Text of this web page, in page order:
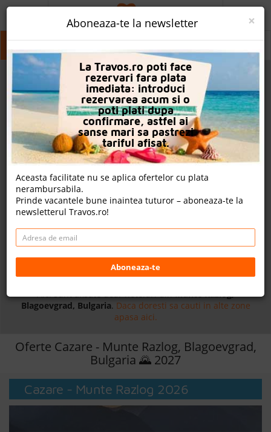
Razlog Razlog
Aici sunt afisate doar hoteluri dinMunte Razlog,
Blagoevgrad, Bulgaria. Daca doresti sa cauti in alte zone
apasa aici.
Oferte Cazare - Munte Razlog, Blagoevgrad,
Bulgaria 🌄 2027
Cazare - Munte Razlog 2026
PROMO
CAUTA REZERVARE
OFERTA PERSONALIZATA
DESPRE NOI
LOGIN
CAZARE
CHARTER AVION
CAZARE + AUTOCAR
CONTACT
×
Aboneaza-te la newsletter
La Travos.ro poti face
rezervari fara plata
imediata: introduci
rezervarea acum si o
poti plati dupa
confirmare, astfel ai
sanse mari sa pastrezi
tariful afisat.
Aceasta facilitate nu se aplica ofertelor cu plata
nerambursabila.
Prinde vacantele bune inaintea tuturor – aboneaza-te la
newsletterul Travos.ro!
Aboneaza-te